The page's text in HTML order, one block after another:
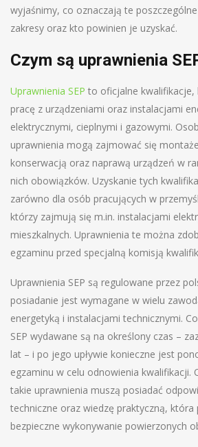
wyjaśnimy, co oznaczają te
zakresy oraz kto powinien je uzyskać.
Czym są uprawnienia
Uprawnienia SEP to oficjalne
pracę z urządzeniami oraz instalacjami
elektrycznymi, cieplnymi i gazowymi.
uprawnienia mogą zajmować się
konserwacją oraz naprawą urządzeń w
nich obowiązków. Uzyskanie tych
zarówno dla osób pracujących w
którzy zajmują się m.in. instalacjami
mieszkalnych. Uprawnienia te można
egzaminu przed specjalną komisją
Uprawnienia SEP są regulowane przez
posiadanie jest wymagane w wielu
energetyką i instalacjami technicznymi.
SEP wydawane są na określony czas –
lat – i po jego upływie konieczne jest
egzaminu w celu odnowienia kwalifikacji.
takie uprawnienia muszą posiadać
techniczne oraz wiedzę praktyczną, która
bezpieczne wykonywanie powierzonych